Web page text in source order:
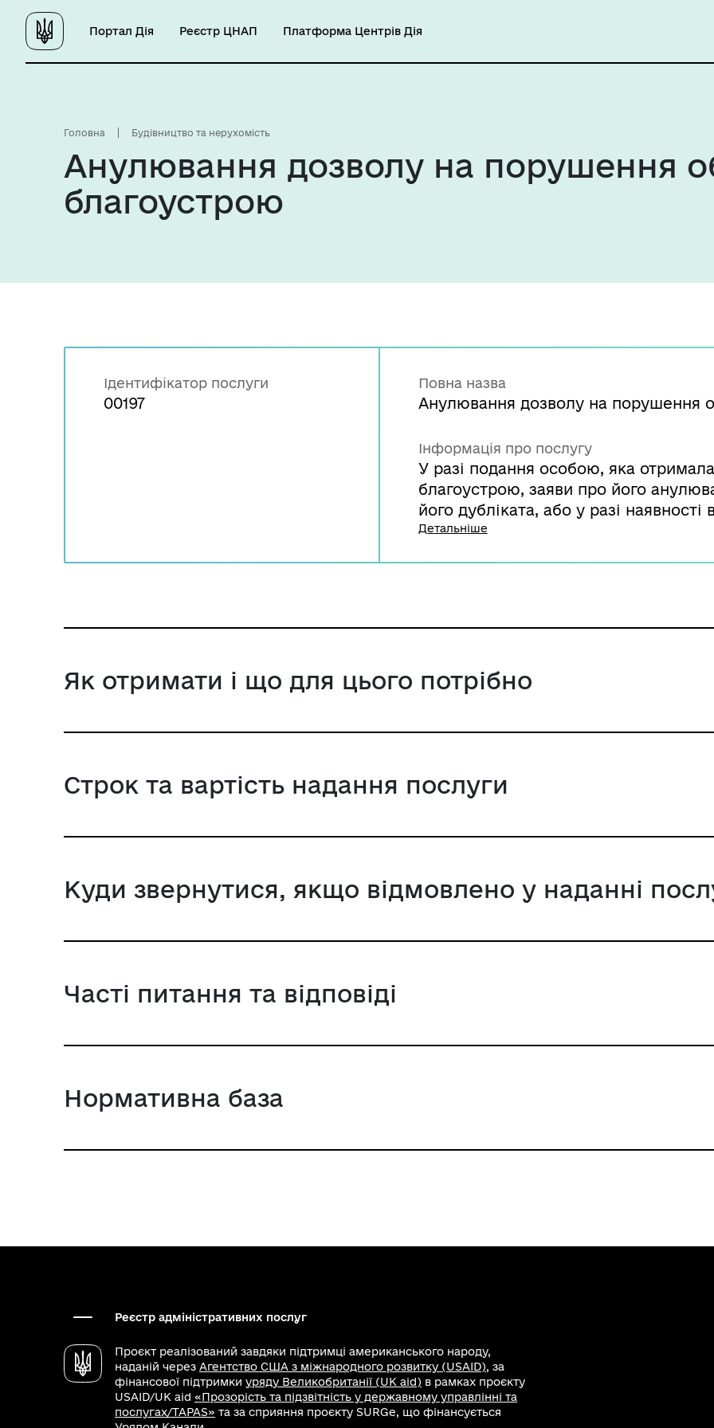
Портал Дія Реєстр ЦНАП Платформа Центрів Дія
Головна Будівництво та нерухомість
Анулювання дозволу на порушення
благоустрою
Ідентифікатор послуги
00197
Повна назва
Анулювання дозволу на порушення
Інформація про послугу
У разі подання особою, яка
благоустрою, заяви про його
його дубліката, або у разі
юридичної особи або
Детальніше
Як отримати і що для цього потрібно
Строк та вартість надання послуги
Куди звернутися, якщо відмовлено у наданні
Часті питання та відповіді
Нормативна база
Реєстр адміністративних послуг
Проєкт реалізований завдяки підтримці американського народу,
наданій через Агентство США з міжнародного розвитку (USAID), за
фінансової підтримки уряду Великобританії (UK aid) в рамках проєкту
USAID/UK aid «Прозорість та підзвітність у державному управлінні та
послугах/TAPAS» та за сприяння проєкту SURGe, що фінансується